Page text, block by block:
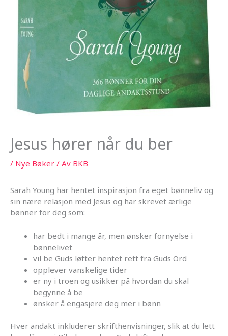
Jesus hører når du ber
/ Nye Bøker / Av BKB
Sarah Young har hentet inspirasjon fra eget bønneliv og
sin nære relasjon med Jesus og har skrevet ærlige
bønner for deg som:
har bedt i mange år, men ønsker fornyelse i
bønnelivet
vil be Guds løfter hentet rett fra Guds Ord
opplever vanskelige tider
er ny i troen og usikker på hvordan du skal
begynne å be
ønsker å engasjere deg mer i bønn
Hver andakt inkluderer skrifthenvisninger, slik at du lett